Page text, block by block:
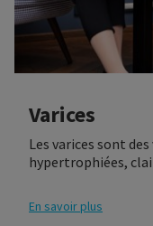
Varices
Les varices sont
hypertrophiées,
généralement
mal, démanger ou
En savoir plus